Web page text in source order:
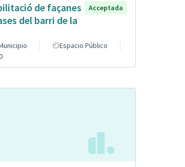
de façanes
del barri de la
Acceptada
Espacio Público